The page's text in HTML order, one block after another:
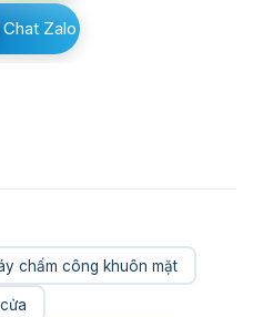
Chat Zalo
chấm công khuôn mặt